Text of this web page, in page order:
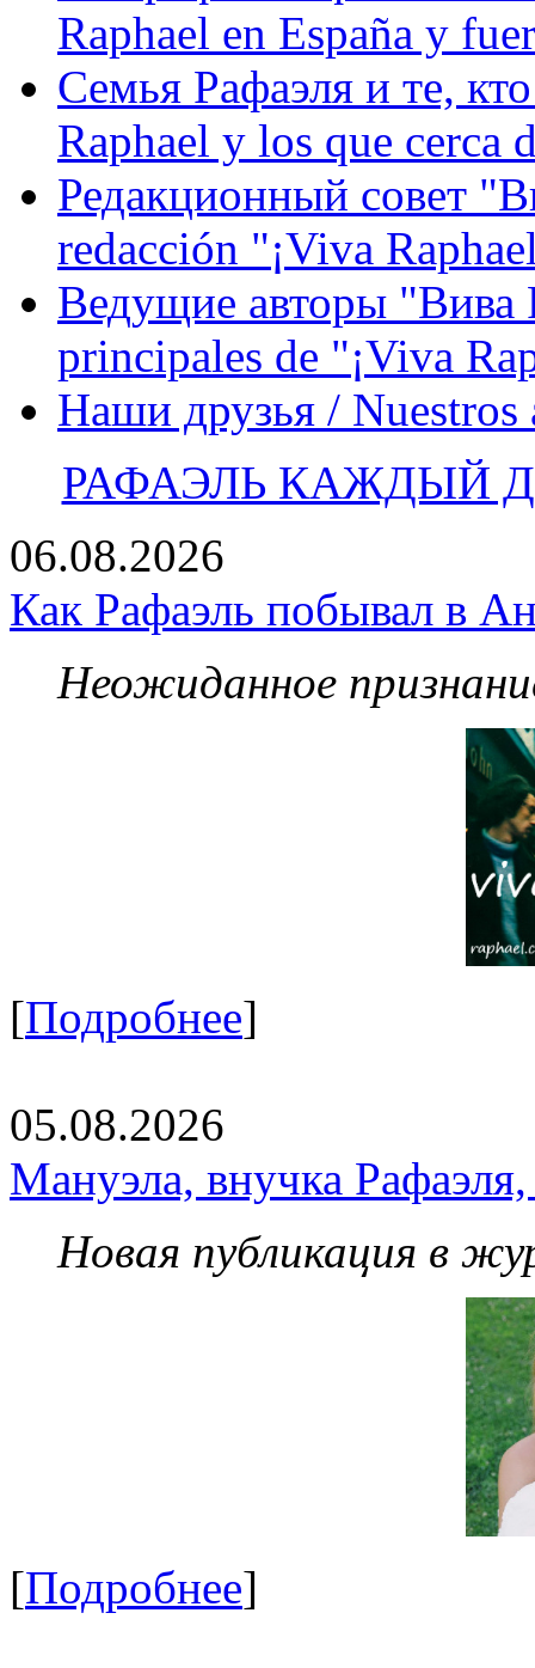
Raphael en España y
Семья Рафаэля и те,
Raphael y los que cerca
Редакционный совет
redacción "¡Viva
Ведущие авторы "Вива
principales de "¡Viva
Наши друзья / Nuestros
РАФАЭЛЬ КАЖДЫЙ
06.08.2026
Как Рафаэль побывал в
Неожиданное
[Подробнее]
05.08.2026
Мануэла, внучка
Новая публикация в
[Подробнее]